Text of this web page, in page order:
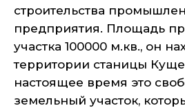
строительства
предприятия. Площадь
участка 100000 м.кв., он
территории станицы
настоящее время это
земельный участок,